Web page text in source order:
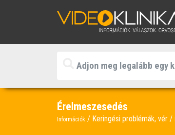
Érelmeszesedés
Információk Keringési problémák, vér